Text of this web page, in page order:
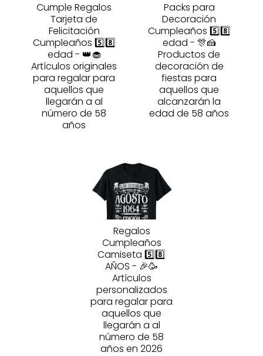
Cumple Regalos
Tarjeta de
Felicitación
Cumpleaños 5️⃣8️⃣
edad - 👑🧁
Artículos originales
para regalar para
aquellos que
llegarán a al
número de 58
años
Packs para
Decoración
Cumpleaños 5️⃣8️⃣
edad - 🎊🍰
Productos de
decoración de
fiestas para
aquellos que
alcanzarán la
edad de 58 años
Regalos
Cumpleaños
Camiseta 5️⃣8️⃣
AÑOS - 🎉🥳
Artículos
personalizados
para regalar para
aquellos que
llegarán a al
número de 58
años en 2026